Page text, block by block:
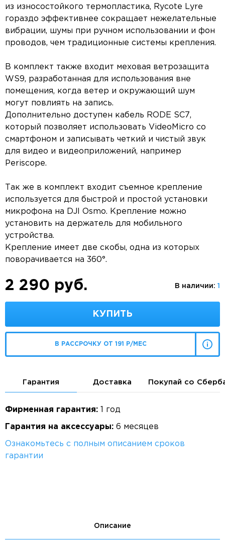
из износостойкого термопластика, Rycote Lyre
гораздо эффективнее сокращает нежелательные
вибрации, шумы при ручном использовании и фон
проводов, чем традиционные системы крепления.
В комплект также входит меховая ветрозащита
WS9, разработанная для использования вне
помещения, когда ветер и окружающий шум
могут повлиять на запись.
Дополнительно доступен кабель RODE SC7,
который позволяет использовать VideoMicro со
смартфоном и записывать четкий и чистый звук
для видео и видеоприложений, например
Periscope.
Так же в комплект входит съемное крепление
используется для быстрой и простой установки
микрофона на DJI Osmo. Крепление можно
установить на держатель для мобильного
устройства.
Крепление имеет две скобы, одна из которых
поворачивается на 360°.
2 290 руб. В наличии: 1
КУПИТЬ
В РАССРОЧКУ ОТ 191 Р/МЕС
Гарантия Доставка Покупай со
Фирменная гарантия: 1 год
Гарантия на аксессуары: 6 месяцев
Ознакомьтесь с полным описанием сроков
гарантии
Описание